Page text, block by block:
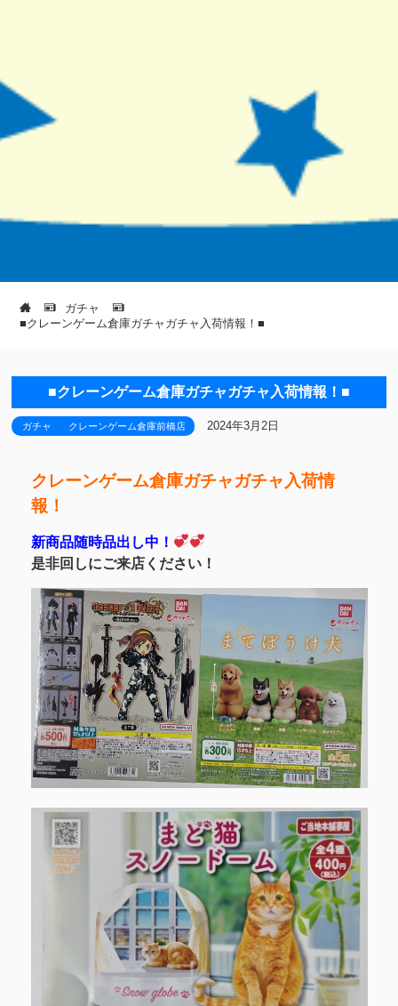
ガチャ
■クレーンゲーム倉庫ガチャガチャ入荷情報！■
■クレーンゲーム倉庫ガチャガチャ入荷情報！■
ガチャ クレーンゲーム倉庫前橋店 2024年3月2日
クレーンゲーム倉庫ガチャガチャ入荷情
報！
新商品随時品出し中！
是非回しにご来店ください！